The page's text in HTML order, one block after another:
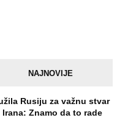
NAJNOVIJE
Rusiju za važnu stvar
Znamo da to rade